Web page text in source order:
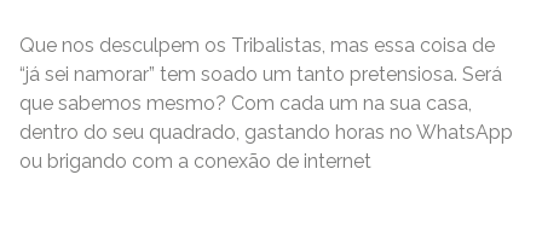
Que nos desculpem os Tribalistas, mas essa coisa de
“já sei namorar” tem soado um tanto pretensiosa. Será
que sabemos mesmo? Com cada um na sua casa,
dentro do seu quadrado, gastando horas no WhatsApp
ou brigando com a conexão de internet